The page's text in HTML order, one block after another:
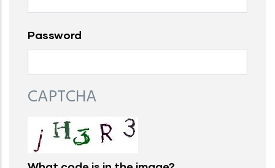
Password
CAPTCHA